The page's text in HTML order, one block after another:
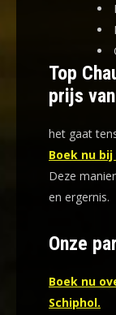
Top
prijs
het gaat
Boek nu
Deze
en ergernis.
Onze
Boek nu
Schiphol.